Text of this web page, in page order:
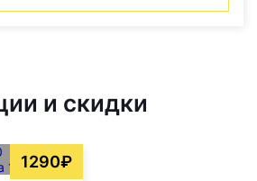
и скидки
1290₽